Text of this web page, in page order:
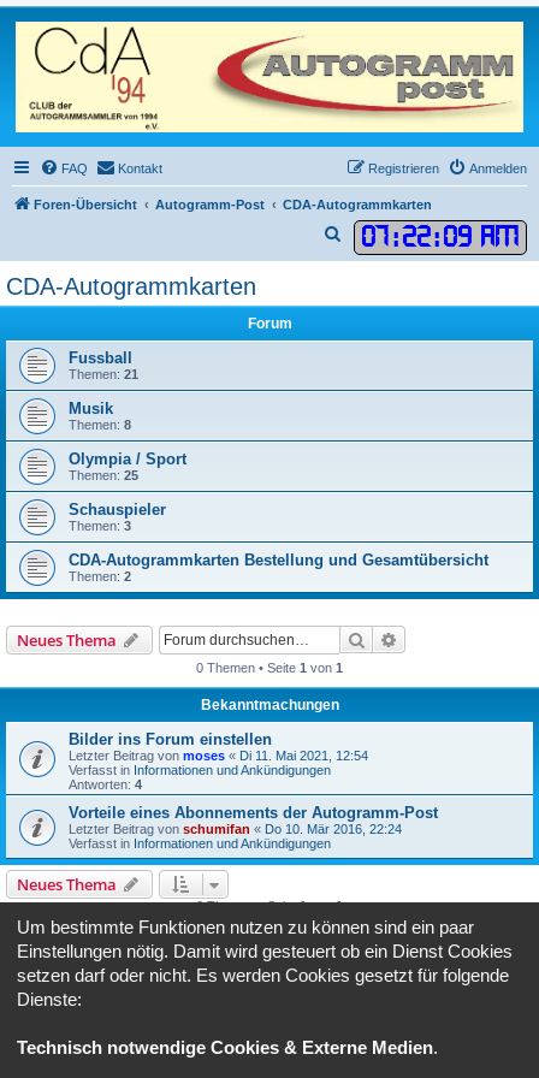
FAQ Kontakt Anmelden
Registrieren
Foren-Übersicht Autogramm-Post CDA-Autogrammkarten
07:22:09 AM
u
CDA-Autogrammkarten
Forum
Fussball
Themen: 21
Musik
Themen: 8
Olympia / Sport
Themen: 25
Schauspieler
Themen: 3
CDA-Autogrammkarten Bestellung und Gesamtübersicht
Themen: 2
Neues Thema Suche
0 Themen • Seite 1 von 1
Bekanntmachungen
Bilder ins Forum einstellen
Letzter Beitrag von moses « Di 11. Mai 2021, 12:54
Verfasst in Informationen und Ankündigungen
Antworten: 4
Vorteile eines Abonnements der Autogramm-Post
Letzter Beitrag von schumifan « Do 10. Mär 2016, 22:24
Verfasst in Informationen und Ankündigungen
Neues Thema
0 Themen • Seite1von1
Gehe zu
BERECHTIGUNGEN IN DIESEM FORUM
Du darfst deine Beiträge in diesem Forumnicht ändern.
Um bestimmte Funktionen nutzen zu können sind ein paar
Einstellungen nötig. Damit wird gesteuert ob ein Dienst Cookies
setzen darf oder nicht. Es werden Cookies gesetzt für folgende
Dienste:
Technisch notwendige Cookies & Externe Medien.